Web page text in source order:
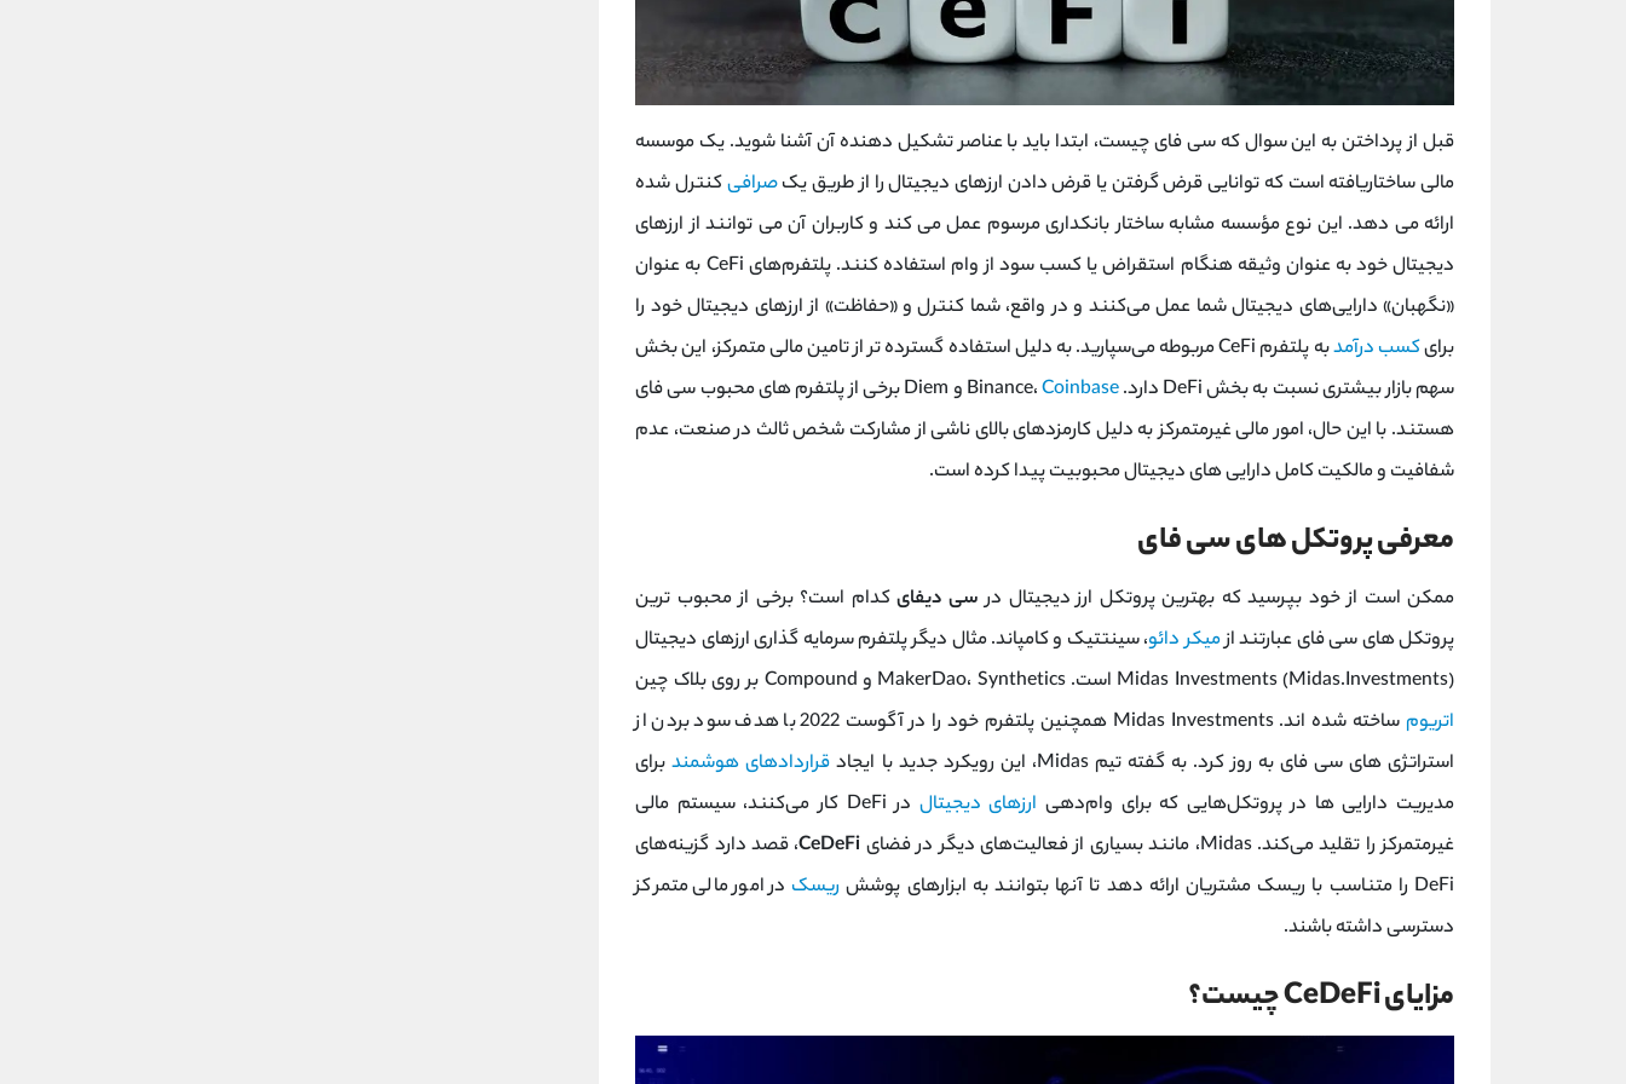
قبل از پرداختن به این سوال که سی فای چیست، ابتدا باید با عناصر تشکیل دهنده آن آشنا شوید. یک موسسه
مالی ساختاریافته است که توانایی قرض گرفتن یا قرض دادن ارزهای دیجیتال را از طریق یکصرافیکنترل شده
ارائه می دهد. این نوع مؤسسه مشابه ساختار بانکداری مرسوم عمل می کند و کاربران آن می توانند از ارزهای
دیجیتال خود به عنوان وثیقه هنگام استقراض یا کسب سود از وام استفاده کنند. پلتفرم‌های CeFi به‌ عنوان
«نگهبان» دارایی‌های دیجیتال شما عمل می‌کنند و در واقع، شما کنترل و «حفاظت» از ارزهای دیجیتال خود را
برایکسب درآمد
به پلتفرم CeFi مربوطه می‌سپارید. به دلیل استفاده گسترده تر از تامین مالی متمرکز، این بخش
سهم بازار بیشتری نسبت به بخش DeFi دارد. Binance،
Coinbase
و Diem برخی از پلتفرم های محبوب سی فای
هستند. با این حال، امور مالی غیرمتمرکز به دلیل کارمزدهای بالای ناشی از مشارکت شخص ثالث در صنعت، عدم
شفافیت و مالکیت کامل دارایی های دیجیتال محبوبیت پیدا کرده است.
معرفی پروتکل های سی فای
ممکن است از خود بپرسید که بهترین پروتکل ارز دیجیتال درسی دیفایکدام است؟ برخی از محبوب ترین
پروتکل های سی فای عبارتند ازمیکر دائو، سینتتیک و کامپاند. مثال دیگر پلتفرم سرمایه گذاری ارزهای دیجیتال
Midas Investments (Midas.Investments) است. MakerDao، Synthetics و Compound بر روی بلاک چین
اتریوم
ساخته شده اند. Midas Investments همچنین پلتفرم خود را در آگوست 2022 با هدف سود بردن از
استراتژی های سی فای به روز کرد. به گفته تیم Midas، این رویکرد جدید با ایجاد
قراردادهای هوشمندبرای
مدیریت دارایی‌ ها در پروتکل‌هایی که برای وام‌دهی ارزهای دیجیتال
در DeFi کار می‌کنند، سیستم مالی
غیرمتمرکز را تقلید می‌کند. Midas، مانند بسیاری از فعالیت‌های دیگر در فضای
CeDeFi، قصد دارد گزینه‌های
DeFi را متناسب با ریسک مشتریان ارائه دهد تا آنها بتوانند به ابزارهای پوشش
ریسک در امور مالی متمرکز
دسترسی داشته باشند.
مزایای CeDeFi چیست؟